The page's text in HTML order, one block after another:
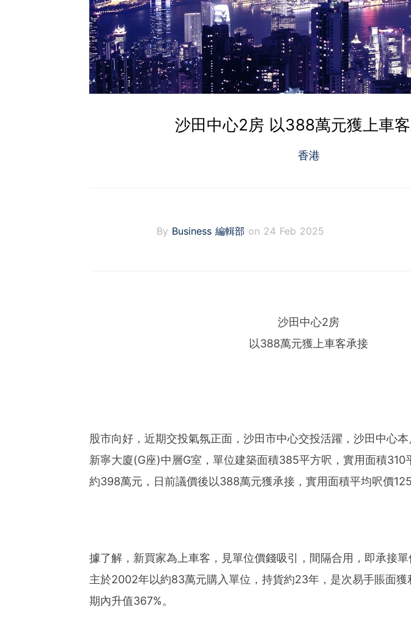
沙田中心2房 以388萬元獲上車
香港
By Business 編輯部 on 24 Feb 2025
沙田中心2房
以388萬元獲上車客承接
股市向好，近期交投氣氛正面，沙田市中心交投活躍，沙田中心
新寧大廈(G座)中層G室，單位建築面積385平方呎，實用面積310
約398萬元，日前議價後以388萬元獲承接，實用面積平均呎價
據了解，新買家為上車客，見單位價錢吸引，間隔合用，即承接
主於2002年以約83萬元購入單位，持貨約23年，是次易手賬面
期內升值367%。